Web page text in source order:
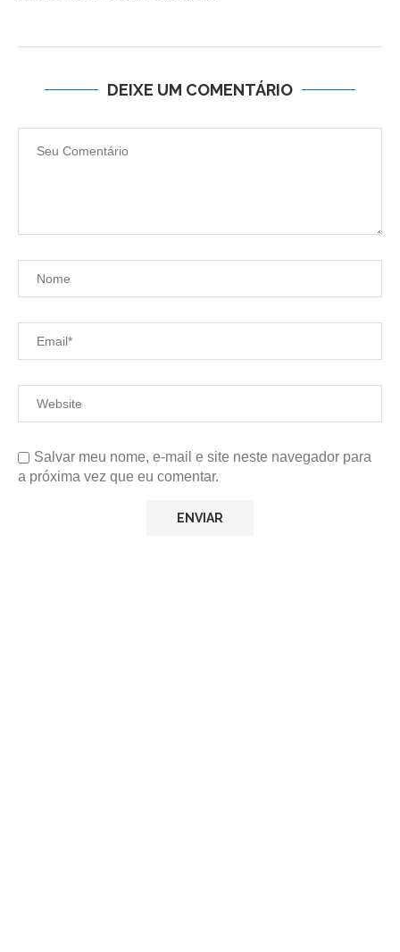
DEIXE UM COMENTÁRIO
Salvar meu nome, e-mail e site neste navegador para
a próxima vez que eu comentar.